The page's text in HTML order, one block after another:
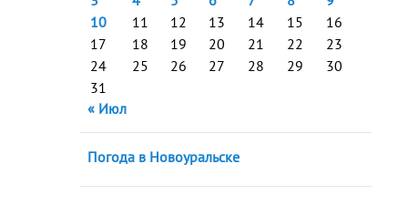
10
11 12 13 14 15
16
17
18 19 20 21 22
23
24
25 26 27 28 29
30
31
« Июл
Погода в Новоуральске